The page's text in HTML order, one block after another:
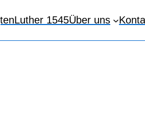
Luther 1545Über uns